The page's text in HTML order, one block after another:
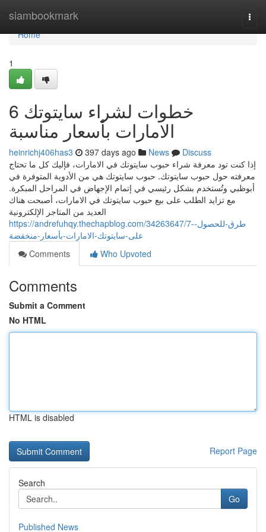
siambookmark
Home
Home
1
6 خطوات لشراء سايتوتك
الامارات بأسعار مناسبة
heinrichj406has3 397 days ago News
Discuss
إذا كنت تود معرفة شراء حبوب سايتوتك في الامارات، فإليك كل ما تحتاج
معرفته حول حبوب سايتوتك. حبوب سايتوتك هي من الأدوية المتوفرة في
أبوظبي وتُستخدم بشكل رئيسي في إتمام الإجهاض في المراحل المبكرة.
مع تزايد الطلب على بيع حبوب سايتوتك في الامارات، أصبحت هناك
العديد من المتاجر الإلكترونية
https://andrefuhqy.thechapblog.com/34263647/7-طرق-للحصول-
على-سايتوتك-الامارات-بأسعار-منخفضة
Comments
Who Upvoted
Comments
Submit a Comment
No HTML
HTML is disabled
Report Page
Search
Go
Published News